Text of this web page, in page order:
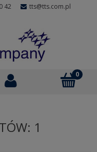
42 tts@tts.com.pl
1